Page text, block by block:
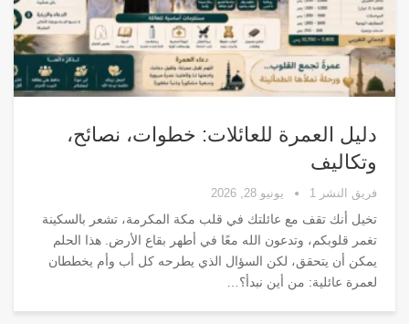
دليل العمرة للعائلات: خطوات، نصائح،
وتكاليف
فريق النشر 1 يونيو 28, 2026
تخيل أنك تقف مع عائلتك في قلب مكة المكرمة، تشعر بالسكينة
تغمر قلوبكم، وتدعون الله معًا في أطهر بقاع الأرض. هذا الحلم
يمكن أن يتحقق، لكن السؤال الذي يطرحه كل أب وأم يخططان
لعمرة عائلية: من أين نبدأ؟